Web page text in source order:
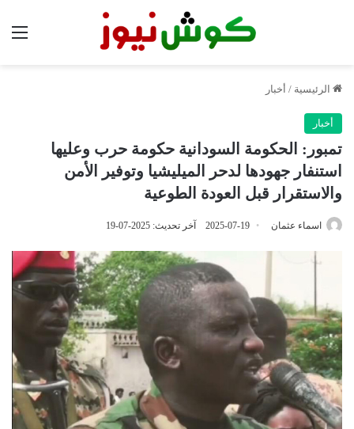
الرئيسية / أخبار
أخبار
تمبور: الحكومة السودانية حكومة حرب وعليها
استنفار جهودها لدحر الميليشيا وتوفير الأمن
والاستقرار قبل العودة الطوعية
اسماء عثمان 2025-07-19 آخر تحديث: 2025-07-19